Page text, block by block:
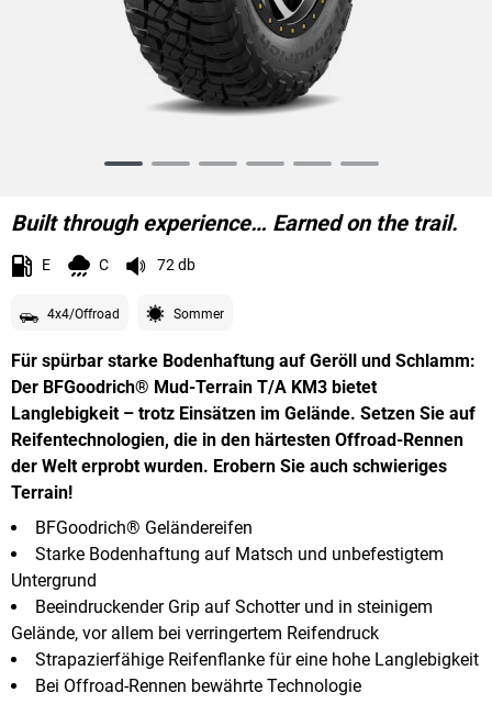
6
Built through experience… Earned on the trail.
E C 72 db
4x4/Offroad Sommer
Für spürbar starke Bodenhaftung auf Geröll und Schlamm:
Der BFGoodrich® Mud-Terrain T/A KM3 bietet
Langlebigkeit – trotz Einsätzen im Gelände. Setzen Sie auf
Reifentechnologien, die in den härtesten Offroad-Rennen
der Welt erprobt wurden. Erobern Sie auch schwieriges
Terrain!
BFGoodrich® Geländereifen
Starke Bodenhaftung auf Matsch und unbefestigtem
Untergrund
Beeindruckender Grip auf Schotter und in steinigem
Gelände, vor allem bei verringertem Reifendruck
Strapazierfähige Reifenflanke für eine hohe Langlebigkeit
Bei Offroad-Rennen bewährte Technologie